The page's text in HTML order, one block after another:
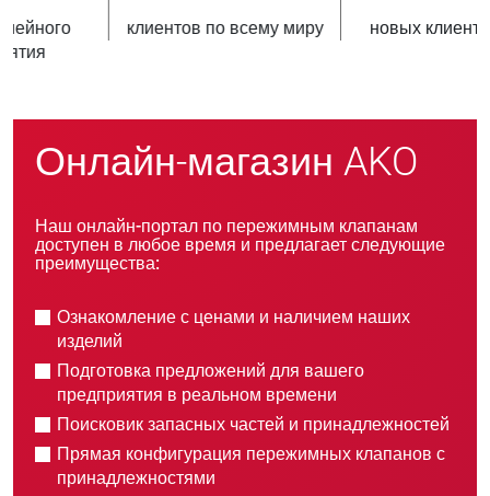
новых клиентов в год
проданных единиц
Онлайн-магазин AKO
Наш онлайн-портал по пережимным клапанам
доступен в любое время и предлагает следующие
преимущества:
Ознакомление с ценами и наличием наших
изделий
Подготовка предложений для вашего
предприятия в реальном времени
Поисковик запасных частей и принадлежностей
Прямая конфигурация пережимных клапанов с
принадлежностями